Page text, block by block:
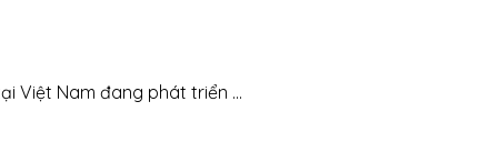
Việt Nam đang phát triển ...